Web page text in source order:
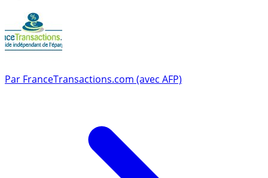
Par FranceTransactions.com (avec AFP)